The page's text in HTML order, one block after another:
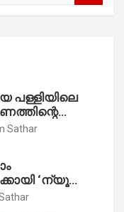
പള്ളിയിലെ
കാൽനാട്ട്
Sathar
‘ന്യൂ
കാര്‍ഡ് സേവനം